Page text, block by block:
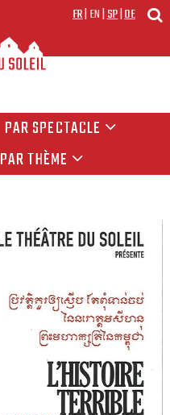
FR|EN|SP|DE
PAR SPECTACLE
PAR THÈME